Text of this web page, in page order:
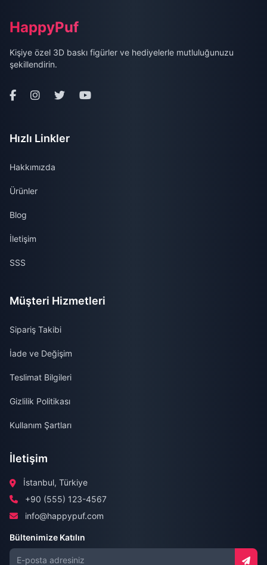
HappyPuf
Kişiye özel 3D baskı figürler ve hediyelerle mutluluğunuzu
şekillendirin.
Hızlı Linkler
Hakkımızda
Ürünler
Blog
İletişim
SSS
Müşteri Hizmetleri
Sipariş Takibi
İade ve Değişim
Teslimat Bilgileri
Gizlilik Politikası
Kullanım Şartları
İletişim
İstanbul, Türkiye
+90 (555) 123-4567
info@happypuf.com
Bültenimize Katılın